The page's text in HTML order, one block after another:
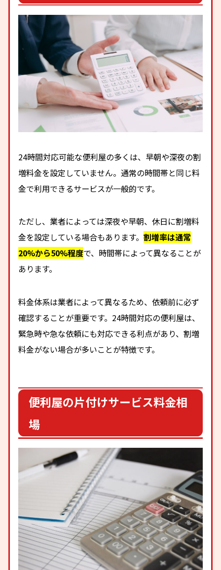
24時間対応可能な便利屋の多くは、早朝や深夜の割
増料金を設定していません。通常の時間帯と同じ料
金で利用できるサービスが一般的です。
ただし、業者によっては深夜や早朝、休日に割増料
金を設定している場合もあります。割増率は通常
20%から50%程度で、時間帯によって異なることが
あります。
料金体系は業者によって異なるため、依頼前に必ず
確認することが重要です。24時間対応の便利屋は、
緊急時や急な依頼にも対応できる利点があり、割増
料金がない場合が多いことが特徴です。
便利屋の片付けサービス料金相
場